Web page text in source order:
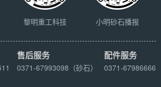
黎明重工科技 小明砂石播报
售后服务
0371-67993098（砂石）
配件服务
0371-67986666